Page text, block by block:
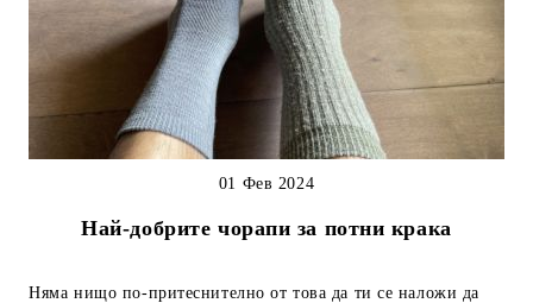
Най-добрите чорапи за потни крака
01 Фев 2024
Няма нищо по-притеснително от това да ти се наложи да